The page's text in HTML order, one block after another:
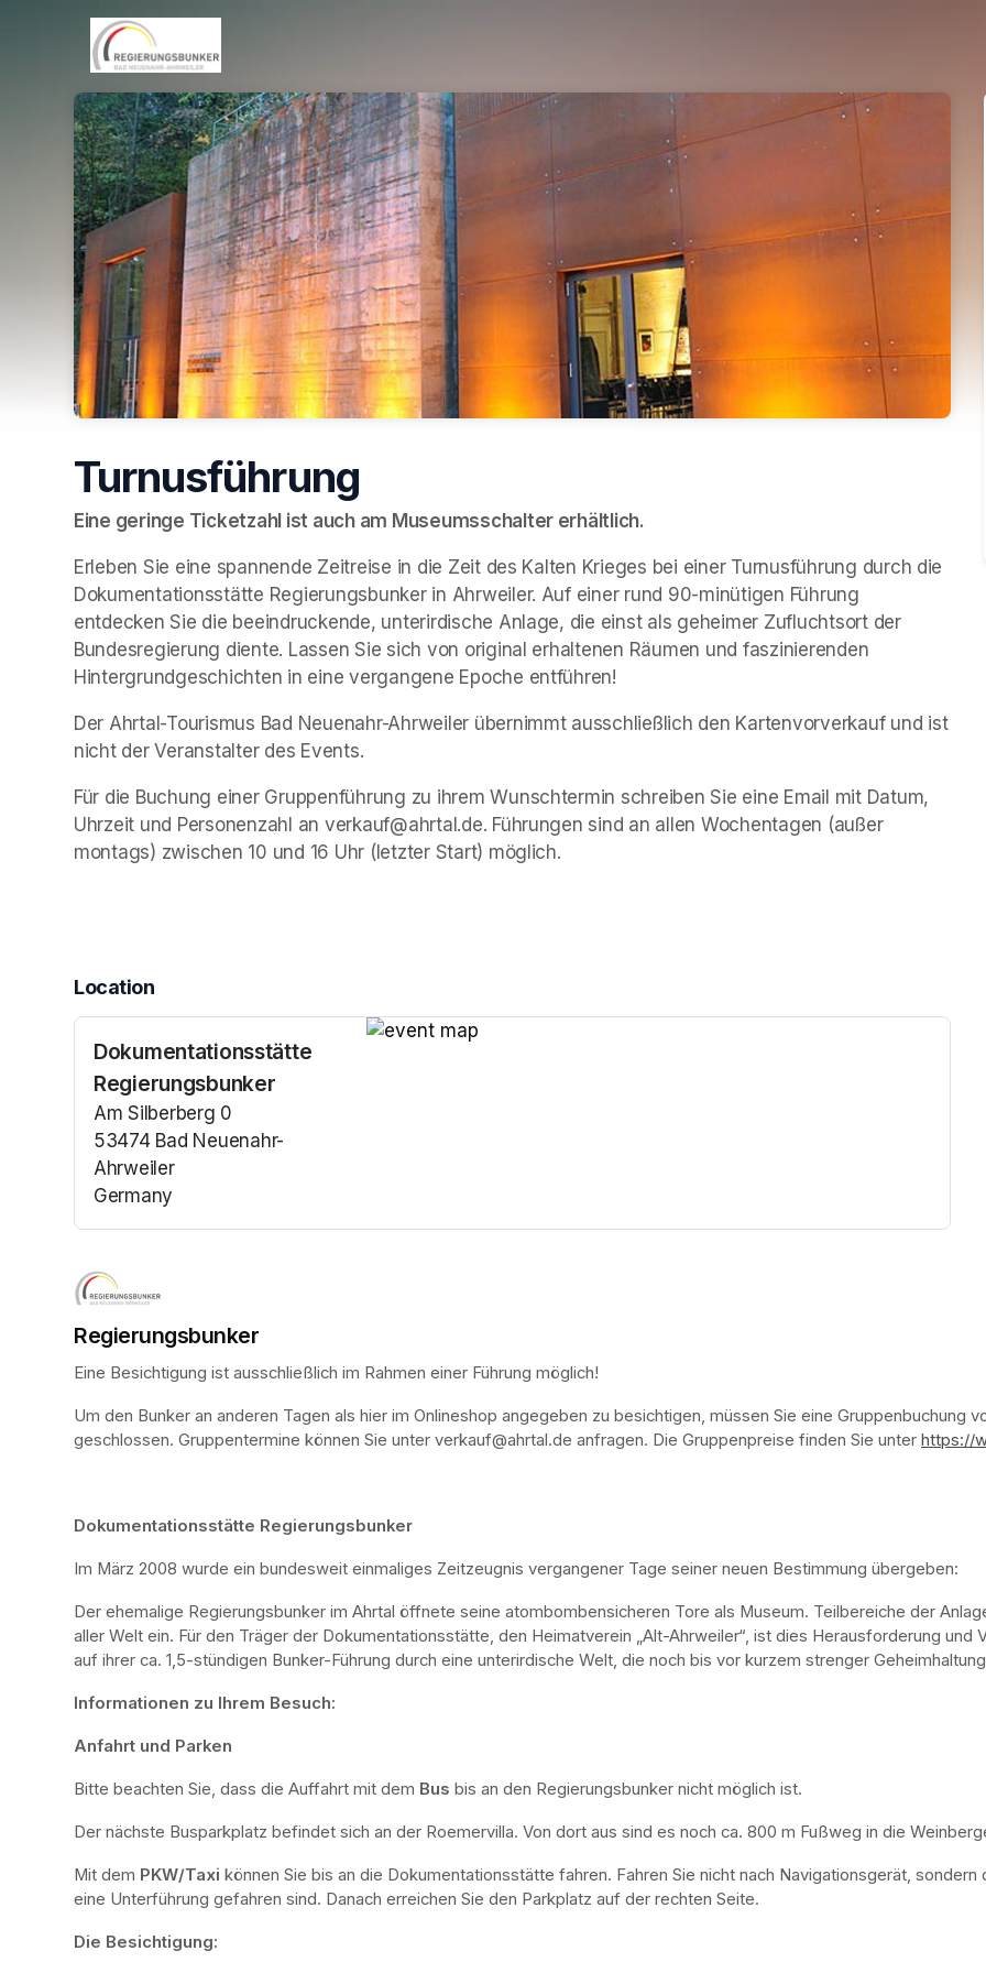
Skip header
Turnusführung
Eine geringe Ticketzahl ist auch am Museumsschalter erhältlich.
Erleben Sie eine spannende Zeitreise in die Zeit des Kalten Krieges bei einer Turnusführung durch die
Dokumentationsstätte Regierungsbunker in Ahrweiler. Auf einer rund 90-minütigen Führung
entdecken Sie die beeindruckende, unterirdische Anlage, die einst als geheimer Zufluchtsort der
Bundesregierung diente. Lassen Sie sich von original erhaltenen Räumen und faszinierenden
Hintergrundgeschichten in eine vergangene Epoche entführen!
Der Ahrtal-Tourismus Bad Neuenahr-Ahrweiler übernimmt ausschließlich den Kartenvorverkauf und ist
nicht der Veranstalter des Events.
Für die Buchung einer Gruppenführung zu ihrem Wunschtermin schreiben Sie eine Email mit Datum,
Uhrzeit und Personenzahl an verkauf@ahrtal.de. Führungen sind an allen Wochentagen (außer
montags) zwischen 10 und 16 Uhr (letzter Start) möglich.
Location
Dokumentationsstätte
Regierungsbunker
Am Silberberg 0
53474 Bad Neuenahr-
Ahrweiler
Germany
(opens in a new tab)
Regierungsbunker
Eine Besichtigung ist ausschließlich im Rahmen einer Führung möglich!
Um den Bunker an anderen Tagen als hier im Onlineshop angegeben zu besichtigen, müssen Sie eine Gruppenbuchung
geschlossen. Gruppentermine können Sie unter verkauf@ahrtal.de anfragen. Die Gruppenpreise finden Sie unter https://
Dokumentationsstätte Regierungsbunker
Im März 2008 wurde ein bundesweit einmaliges Zeitzeugnis vergangener Tage seiner neuen Bestimmung übergeben:
Der ehemalige Regierungsbunker im Ahrtal öffnete seine atombombensicheren Tore als Museum. Teilbereiche der
aller Welt ein. Für den Träger der Dokumentationsstätte, den Heimatverein „Alt-Ahrweiler“, ist dies Herausforderung
auf ihrer ca. 1,5-stündigen Bunker-Führung durch eine unterirdische Welt, die noch bis vor kurzem strenger
Informationen zu Ihrem Besuch:
Anfahrt und Parken
Bitte beachten Sie, dass die Auffahrt mit dem Bus bis an den Regierungsbunker nicht möglich ist.
Der nächste Busparkplatz befindet sich an der Roemervilla. Von dort aus sind es noch ca. 800 m Fußweg in die
Mit dem PKW/Taxi können Sie bis an die Dokumentationsstätte fahren. Fahren Sie nicht nach Navigationsgerät,
eine Unterführung gefahren sind. Danach erreichen Sie den Parkplatz auf der rechten Seite.
Die Besichtigung: